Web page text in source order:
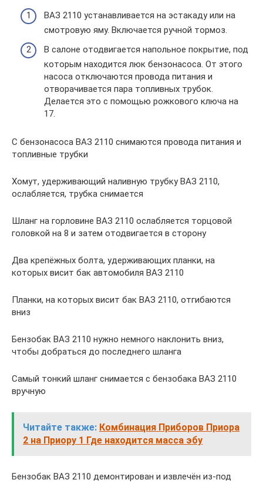
ВАЗ 2110 устанавливается на эстакаду или на
смотровую яму. Включается ручной тормоз.
В салоне отодвигается напольное покрытие, под
которым находится люк бензонасоса. От этого
насоса отключаются провода питания и
отворачивается пара топливных трубок.
Делается это с помощью рожкового ключа на
17.
С бензонасоса ВАЗ 2110 снимаются провода питания и
топливные трубки
Хомут, удерживающий наливную трубку ВАЗ 2110,
ослабляется, трубка снимается
Шланг на горловине ВАЗ 2110 ослабляется торцовой
головкой на 8 и затем отодвигается в сторону
Два крепёжных болта, удерживающих планки, на
которых висит бак автомобиля ВАЗ 2110
Планки, на которых висит бак ВАЗ 2110, отгибаются
вниз
Бензобак ВАЗ 2110 нужно немного наклонить вниз,
чтобы добраться до последнего шланга
Самый тонкий шланг снимается с бензобака ВАЗ 2110
вручную
Читайте также: Комбинация Приборов Приора
2 на Приору 1 Где находится масса эбу
Бензобак ВАЗ 2110 демонтирован и извлечён из-под